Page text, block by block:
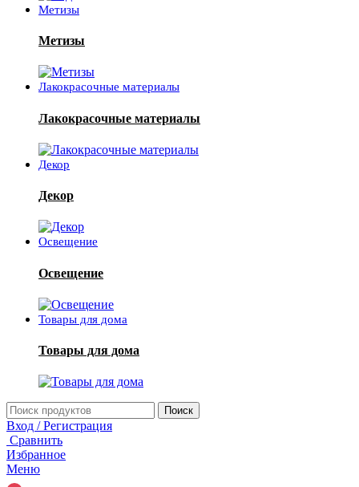
Метизы
Метизы
Лакокрасочные материалы
Лакокрасочные материалы
Декор
Декор
Освещение
Освещение
Товары для дома
Товары для дома
Поиск
Вход / Регистрация
Сравнить
Избранное
Меню